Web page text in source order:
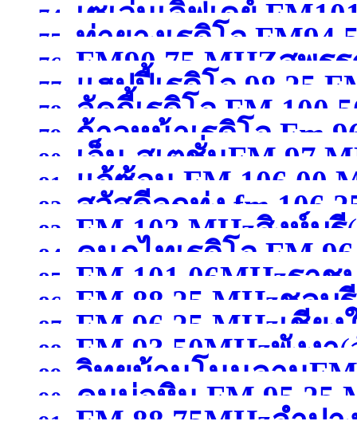
74.
เซเว่นเลิฟเดย์
สุพรรณบุรี )
75. ท่ายางเรดิโอ
76. FM90.75 MHZสุพร
77. แฮปปี้เรดิโอ 98.25
78. ลัคกี้เรดิโอ FM
79.
ก้าวหน้าเรดิโอ Fm
เชียงใหม่ )
80.
เอ็ม-สเตชั่นFM 97
กาญจนบุรี )
81. แจ้ซ้อน FM 106.00
82. สวัสดีลูกทุ่ง fm
83. FM 103 MHzสิงห์บุรี
84.
คนภูไทเรดิโอ FM
สกลนคร )
85. FM 101.06MHzราช
86. FM 88.25 MHzชลบุรี
87. FM 96.25 MHzเชียง
88. FM 93.50MHzพังงา
89. วิทยุบ้านโนนลาน
90.
คนบ่อหิน FM 95.25